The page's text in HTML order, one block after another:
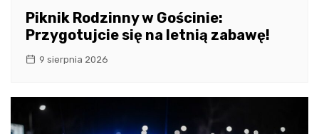
Piknik Rodzinny w Gościnie:
Przygotujcie się na letnią zabawę!
9 sierpnia 2026